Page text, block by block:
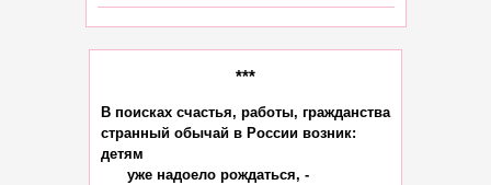
***
В поисках счастья, работы, гражданства
странный обычай в России возник:
детям
      уже надоело рождаться, -